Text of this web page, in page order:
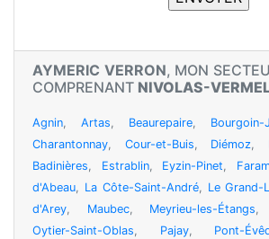
AYMERIC VERRON, MON
COMPRENANT NIVOLAS-
Agnin, Artas, Beaurepaire, Bourgoin-
Charantonnay, Cour-et-Buis, Diémoz,
Badinières, Estrablin, Eyzin-Pinet,
d'Abeau, La Côte-Saint-André, Le Grand-
d'Arey, Maubec, Meyrieu-les-Étangs,
Oytier-Saint-Oblas, Pajay, Pont-